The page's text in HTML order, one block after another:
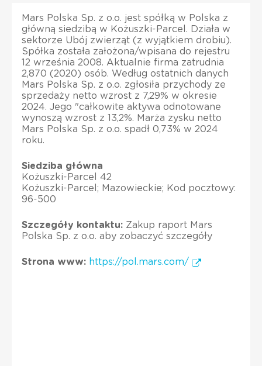
Mars Polska Sp. z o.o. jest spółką w Polska z
główną siedzibą w Kożuszki-Parcel. Działa w
sektorze Ubój zwierząt (z wyjątkiem drobiu).
Spółka została założona/wpisana do rejestru
12 września 2008. Aktualnie firma zatrudnia
2,870 (2020) osób. Według ostatnich danych
Mars Polska Sp. z o.o. zgłosiła przychody ze
sprzedaży netto wzrost z 7,29% w okresie
2024. Jego "całkowite aktywa odnotowane
wynoszą wzrost z 13,2%. Marża zysku netto
Mars Polska Sp. z o.o. spadł 0,73% w 2024
roku.
Siedziba główna
Kożuszki-Parcel 42
Kożuszki-Parcel; Mazowieckie; Kod pocztowy:
96-500
Szczegóły kontaktu: Zakup raport Mars
Polska Sp. z o.o. aby zobaczyć szczegóły
Strona www: https://pol.mars.com/